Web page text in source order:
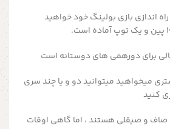
اندازی بازی بولینگ خود خواهید
برای دورهمی های دوستانه است
میخواهید میتوانید دو و یا چند سری
کنید
صاف و صیقلی هستند ، اما گاهی اوقات